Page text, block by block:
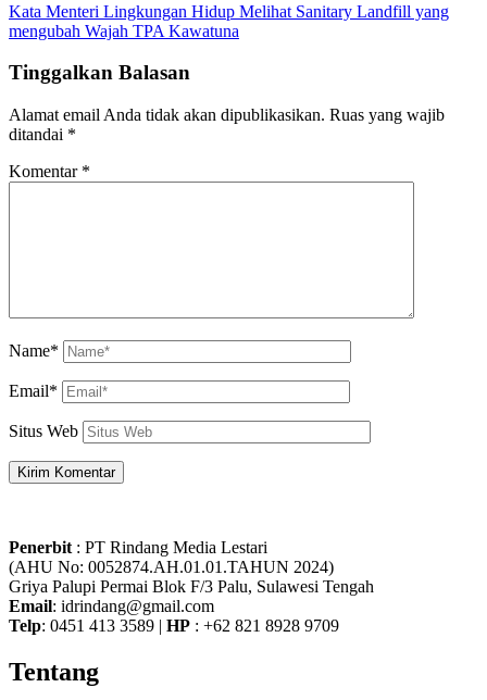
Kata Menteri Lingkungan Hidup Melihat Sanitary Landfill yang
mengubah Wajah TPA Kawatuna
Tinggalkan Balasan
Alamat email Anda tidak akan dipublikasikan. Ruas yang wajib
ditandai *
Komentar *
Name*
Email*
Situs Web
Penerbit : PT Rindang Media Lestari
(AHU No: 0052874.AH.01.01.TAHUN 2024)
Griya Palupi Permai Blok F/3 Palu, Sulawesi Tengah
Email: idrindang@gmail.com
Telp: 0451 413 3589 | HP : +62 821 8928 9709
Tentang